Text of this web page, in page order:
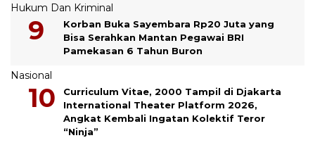
Hukum Dan Kriminal
Korban Buka Sayembara Rp20 Juta yang
Bisa Serahkan Mantan Pegawai BRI
Pamekasan 6 Tahun Buron
Nasional
Curriculum Vitae, 2000 Tampil di Djakarta
International Theater Platform 2026,
Angkat Kembali Ingatan Kolektif Teror
“Ninja”